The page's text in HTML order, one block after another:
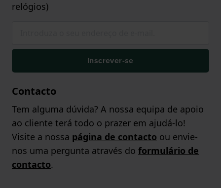
relógios)
Inscrever-se
Contacto
Tem alguma dúvida? A nossa equipa de apoio
ao cliente terá todo o prazer em ajudá-lo!
Visite a nossa página de contacto ou envie-
nos uma pergunta através do formulário de
contacto.